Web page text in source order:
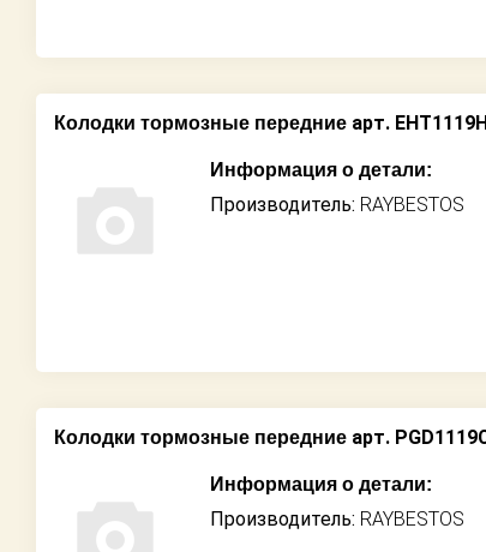
Колодки тормозные передние арт.
Информация о детали:
Производитель: RAYBESTOS
Колодки тормозные передние арт.
Информация о детали:
Производитель: RAYBESTOS